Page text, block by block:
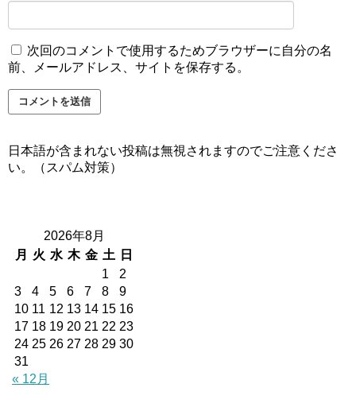
次回のコメントで使用するためブラウザーに自分の名
前、メールアドレス、サイトを保存する。
日本語が含まれない投稿は無視されますのでご注意くださ
い。（スパム対策）
2026年8月
月
火 水 木 金 土
日
1
2
3
4 5 6 7 8
9
10 11 12 13 14 15 16
17 18 19 20 21 22 23
24 25 26 27 28 29 30
31
« 12月